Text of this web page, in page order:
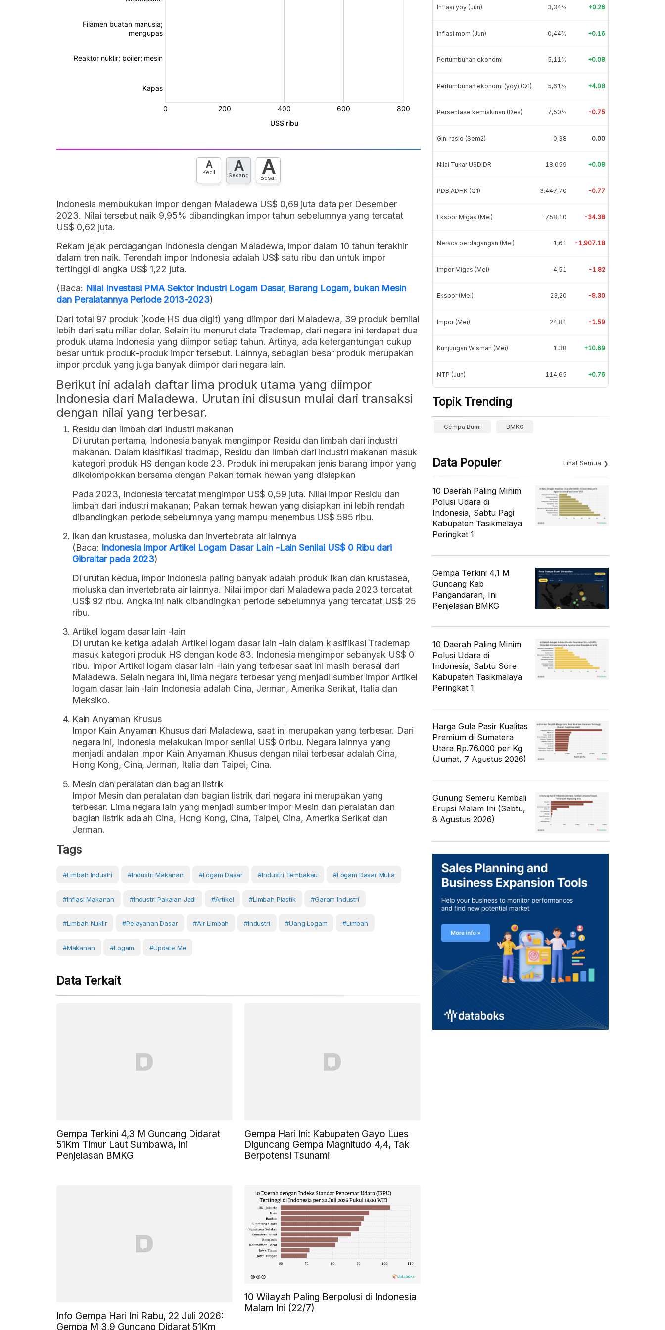
A
Kecil A
Sedang A
Besar
Indonesia membukukan impor dengan Maladewa US$ 0,69 juta data per Desember
2023. Nilai tersebut naik 9,95% dibandingkan impor tahun sebelumnya yang tercatat
US$ 0,62 juta.
Rekam jejak perdagangan Indonesia dengan Maladewa, impor dalam 10 tahun terakhir
dalam tren naik. Terendah impor Indonesia adalah US$ satu ribu dan untuk impor
tertinggi di angka US$ 1,22 juta.
(Baca: Nilai Investasi PMA Sektor Industri Logam Dasar, Barang Logam, bukan Mesin
dan Peralatannya Periode 2013-2023)
Dari total 97 produk (kode HS dua digit) yang diimpor dari Maladewa, 39 produk bernilai
lebih dari satu miliar dolar. Selain itu menurut data Trademap, dari negara ini terdapat dua
produk utama Indonesia yang diimpor setiap tahun. Artinya, ada ketergantungan cukup
besar untuk produk-produk impor tersebut. Lainnya, sebagian besar produk merupakan
impor produk yang juga banyak diimpor dari negara lain.
Berikut ini adalah daftar lima produk utama yang diimpor
Indonesia dari Maladewa. Urutan ini disusun mulai dari transaksi
dengan nilai yang terbesar.
Residu dan limbah dari industri makanan
Di urutan pertama, Indonesia banyak mengimpor Residu dan limbah dari industri
makanan. Dalam klasifikasi tradmap, Residu dan limbah dari industri makanan masuk
kategori produk HS dengan kode 23. Produk ini merupakan jenis barang impor yang
dikelompokkan bersama dengan Pakan ternak hewan yang disiapkan
Pada 2023, Indonesia tercatat mengimpor US$ 0,59 juta. Nilai impor Residu dan
limbah dari industri makanan; Pakan ternak hewan yang disiapkan ini lebih rendah
dibandingkan periode sebelumnya yang mampu menembus US$ 595 ribu.
Ikan dan krustasea, moluska dan invertebrata air lainnya
(Baca: Indonesia Impor Artikel Logam Dasar Lain -Lain Senilai US$ 0 Ribu dari
Gibraltar pada 2023)
Di urutan kedua, impor Indonesia paling banyak adalah produk Ikan dan krustasea,
moluska dan invertebrata air lainnya. Nilai impor dari Maladewa pada 2023 tercatat
US$ 92 ribu. Angka ini naik dibandingkan periode sebelumnya yang tercatat US$ 25
ribu.
Artikel logam dasar lain -lain
Di urutan ke ketiga adalah Artikel logam dasar lain -lain dalam klasifikasi Trademap
masuk kategori produk HS dengan kode 83. Indonesia mengimpor sebanyak US$ 0
ribu. Impor Artikel logam dasar lain -lain yang terbesar saat ini masih berasal dari
Maladewa. Selain negara ini, lima negara terbesar yang menjadi sumber impor Artikel
logam dasar lain -lain Indonesia adalah Cina, Jerman, Amerika Serikat, Italia dan
Meksiko.
Kain Anyaman Khusus
Impor Kain Anyaman Khusus dari Maladewa, saat ini merupakan yang terbesar. Dari
negara ini, Indonesia melakukan impor senilai US$ 0 ribu. Negara lainnya yang
menjadi andalan impor Kain Anyaman Khusus dengan nilai terbesar adalah Cina,
Hong Kong, Cina, Jerman, Italia dan Taipei, Cina.
Mesin dan peralatan dan bagian listrik
Impor Mesin dan peralatan dan bagian listrik dari negara ini merupakan yang
terbesar. Lima negara lain yang menjadi sumber impor Mesin dan peralatan dan
bagian listrik adalah Cina, Hong Kong, Cina, Taipei, Cina, Amerika Serikat dan
Jerman.
Tags
#limbah Industri #Industri Makanan #Logam Dasar #industri Tembakau #logam Dasar Mulia
#inflasi Makanan #industri Pakaian Jadi #artikel #limbah Plastik #garam Industri
#limbah Nuklir #pelayanan Dasar #Air Limbah #Industri #uang Logam #Limbah
#Makanan #Logam #Update Me
Data Terkait
Gempa Terkini 4,3 M Guncang Didarat
51Km Timur Laut Sumbawa, Ini
Penjelasan BMKG
Gempa Hari Ini: Kabupaten Gayo Lues
Diguncang Gempa Magnitudo 4,4, Tak
Berpotensi Tsunami
Info Gempa Hari Ini Rabu, 22 Juli 2026:
Gempa M 3,9 Guncang Didarat 51Km
10 Wilayah Paling Berpolusi di Indonesia
Malam Ini (22/7)
Inflasi yoy (Jun) 3,34% +0.26
Inflasi mom (Jun) 0,44% +0.16
Pertumbuhan ekonomi 5,11% +0.08
Pertumbuhan ekonomi (yoy) (Q1) 5,61% +4.08
Persentase kemiskinan (Des) 7,50% -0.75
Gini rasio (Sem2) 0,38 0.00
Nilai Tukar USDIDR 18.059 +0.08
PDB ADHK (Q1) 3.447,70 -0.77
Ekspor Migas (Mei) 758,10 -34.38
Neraca perdagangan (Mei) -1,61 -1,907.18
Impor Migas (Mei) 4,51 -1.82
Ekspor (Mei) 23,20 -8.30
Impor (Mei) 24,81 -1.59
Kunjungan Wisman (Mei) 1,38 +10.69
NTP (Jun) 114,65 +0.76
Topik Trending
Gempa Bumi BMKG
Data Populer Lihat Semua
10 Daerah Paling Minim
Polusi Udara di
Indonesia, Sabtu Pagi
Kabupaten Tasikmalaya
Peringkat 1
Gempa Terkini 4,1 M
Guncang Kab
Pangandaran, Ini
Penjelasan BMKG
10 Daerah Paling Minim
Polusi Udara di
Indonesia, Sabtu Sore
Kabupaten Tasikmalaya
Peringkat 1
Harga Gula Pasir Kualitas
Premium di Sumatera
Utara Rp.76.000 per Kg
(Jumat, 7 Agustus 2026)
Gunung Semeru Kembali
Erupsi Malam Ini (Sabtu,
8 Agustus 2026)